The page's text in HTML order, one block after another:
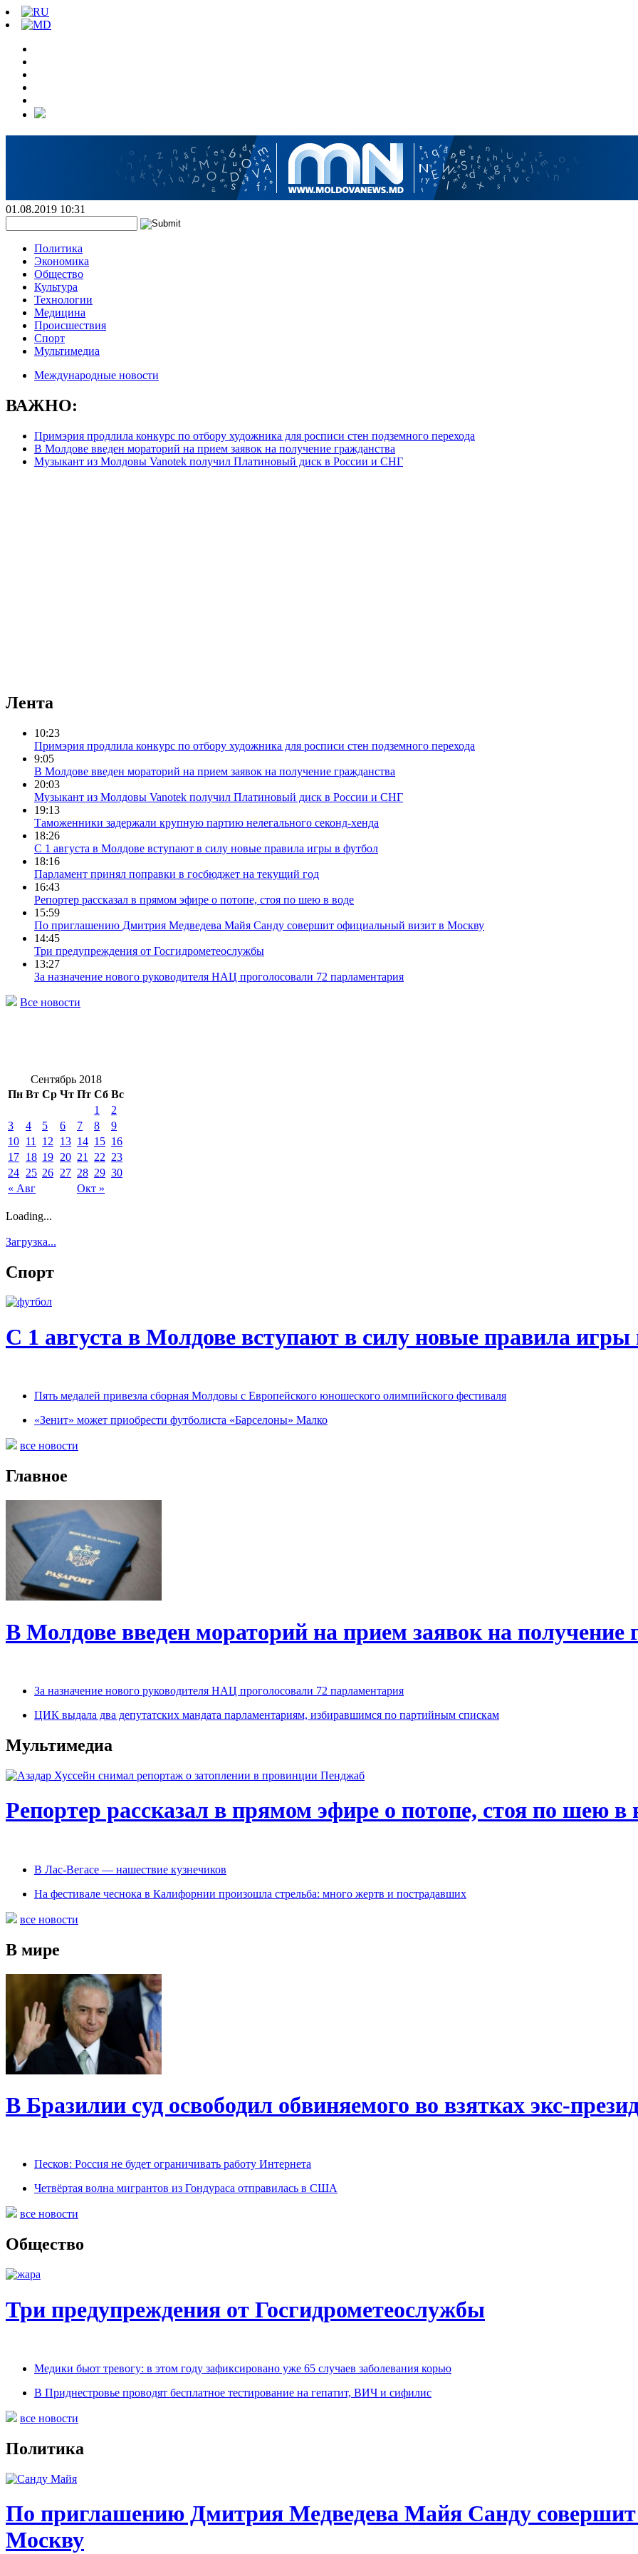
01.08.2019 10:31
Политика
Экономика
Общество
Культура
Технологии
Медицина
Происшествия
Спорт
Мультимедиа
Международные новости
ВАЖНО:
Примэрия продлила конкурс по отбору художника для росписи стен подземного перехода
В Молдове введен мораторий на прием заявок на получение гражданства
Музыкант из Молдовы Vanotek получил Платиновый диск в России и СНГ
Лента
10:23
Примэрия продлила конкурс по отбору художника для росписи стен подземного перехода
9:05
В Молдове введен мораторий на прием заявок на получение гражданства
20:03
Музыкант из Молдовы Vanotek получил Платиновый диск в России и СНГ
19:13
Таможенники задержали крупную партию нелегального секонд-хенда
18:26
С 1 августа в Молдове вступают в силу новые правила игры в футбол
18:16
Парламент принял поправки в госбюджет на текущий год
16:43
Репортер рассказал в прямом эфире о потопе, стоя по шею в воде
15:59
По приглашению Дмитрия Медведева Майя Санду совершит официальный визит в Москву
14:45
Три предупреждения от Госгидрометеослужбы
13:27
За назначение нового руководителя НАЦ проголосовали 72 парламентария
Все новости
Сентябрь 2018
Пн Вт Ср Чт Пт Сб Вс
« Авг Окт »
1
2
3
4 5 6 7 8
9
10 11 12 13 14 15 16
17 18 19 20 21 22 23
24 25 26 27 28 29 30
Loading...
Загрузка...
Спорт
С 1 августа в Молдове вступают в силу новые правила игры
Пять медалей привезла сборная Молдовы с Европейского юношеского олимпийского фестиваля
«Зенит» может приобрести футболиста «Барселоны» Малко
все новости
Главное
В Молдове введен мораторий на прием заявок на получение
За назначение нового руководителя НАЦ проголосовали 72 парламентария
ЦИК выдала два депутатских мандата парламентариям, избиравшимся по партийным спискам
Мультимедиа
Репортер рассказал в прямом эфире о потопе, стоя по шею в
В Лас-Вегасе — нашествие кузнечиков
На фестивале чеснока в Калифорнии произошла стрельба: много жертв и пострадавших
все новости
В мире
В Бразилии суд освободил обвиняемого во взятках экс-
Песков: Россия не будет ограничивать работу Интернета
Четвёртая волна мигрантов из Гондураса отправилась в США
все новости
Общество
Три предупреждения от Госгидрометеослужбы
Медики бьют тревогу: в этом году зафиксировано уже 65 случаев заболевания корью
В Приднестровье проводят бесплатное тестирование на гепатит, ВИЧ и сифилис
все новости
Политика
По приглашению Дмитрия Медведева Майя Санду
Москву